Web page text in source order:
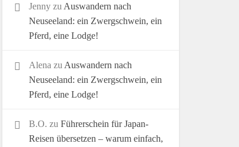
Jenny zu Auswandern nach
Neuseeland: ein Zwergschwein, ein
Pferd, eine Lodge!
Alena zu Auswandern nach
Neuseeland: ein Zwergschwein, ein
Pferd, eine Lodge!
B.O. zu Führerschein für Japan-
Reisen übersetzen – warum einfach,